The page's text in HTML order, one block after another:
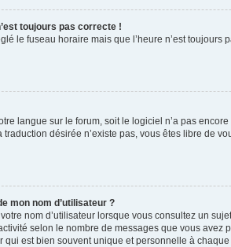
toujours pas correcte !
le fuseau horaire mais que l’heure n’est
langue sur le forum, soit le logiciel n’a pas
désirée n’existe pas, vous êtes libre de
mon nom d’utilisateur ?
nom d’utilisateur lorsque vous consultez un
selon le nombre de messages que vous
qui est bien souvent unique et personnelle à chaque